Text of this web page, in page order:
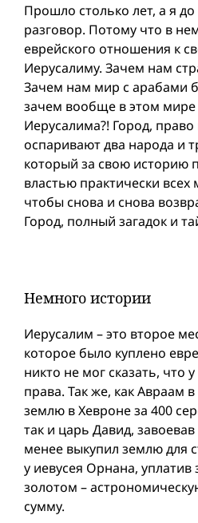
Прошло столько лет, а я
разговор. Потому что в
еврейского отношения к
Иерусалиму. Зачем нам
Зачем нам мир с арабами
зачем вообще в этом
Иерусалима?! Город,
оспаривают два народа и
который за свою историю
властью практически
чтобы снова и снова
Город, полный загадок и
Немного истории
Иерусалим – это второе
которое было куплено
никто не мог сказать, что
права. Так же, как Авраам
землю в Хевроне за 400
так и царь Давид,
менее выкупил землю для
у иевусея Орнана, уплатив
золотом –
сумму.